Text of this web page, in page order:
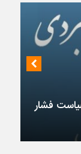
فشار